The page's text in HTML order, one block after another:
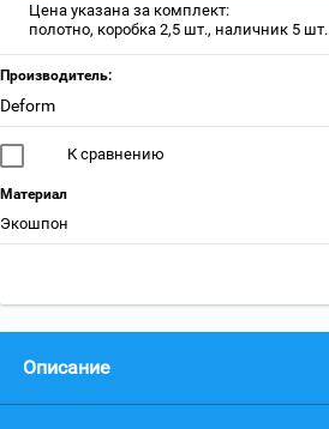
Цена указана за комплект:
полотно, коробка 2,5 шт., наличник 5 шт.
Производитель:
Deform
К сравнению
Материал
Экошпон
Описание